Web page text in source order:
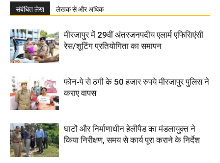
संबंधित लेख लेखक से और अधिक
मीरजापुर में 29वीं अंतरजनपदीय एलार्म एफिसिएंसी
रेस/शूटिंग प्रतियोगिता का समापन
फोन-पे से ठगी के 50 हजार रुपये मीरजापुर पुलिस ने
कराए वापस
घाटों और निर्माणाधीन हेलीपैड का मंडलायुक्त ने
किया निरीक्षण, समय से कार्य पूरा कराने के निर्देश